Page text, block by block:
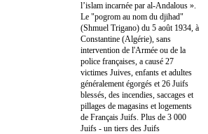
l’islam incarnée par al-Andalous ».
Le "pogrom au nom du djihad"
(Shmuel Trigano) du 5 août 1934, à
Constantine (Algérie), sans
intervention de l'Armée ou de la
police françaises, a causé 27
victimes Juives, enfants et adultes
généralement égorgés et 26 Juifs
blessés, des incendies, saccages et
pillages de magasins et logements
de Français Juifs. Plus de 3 000
Juifs - un tiers des Juifs